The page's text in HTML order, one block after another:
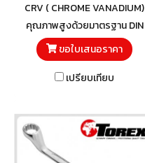
CRV ( CHROME VANADIUM)
คุณภาพสูงด้วยมาตรฐาน DIN
838 และวัสดุโครมวานาเดียม
ขอใบเสนอราคา
เปรียบเทียบ